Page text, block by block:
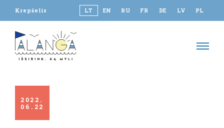
Krepšelis LT EN RU FR DE LV PL
2022
06
22